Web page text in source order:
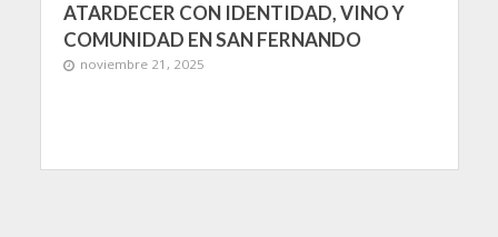
ATARDECER CON IDENTIDAD, VINO Y
COMUNIDAD EN SAN FERNANDO
noviembre 21, 2025